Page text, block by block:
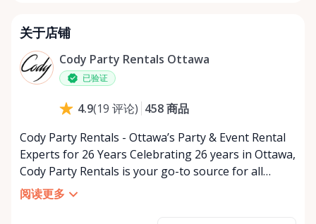
星期三
星期四
上午9:00 - 下午5:00
星期五
关于店铺
Cody Party Rentals Ottawa
已验证
4.9(19 评论) 458商品
Cody Party Rentals - Ottawa’s Party & Event Rental
Experts for 26 Years Celebrating 26 years in Ottawa,
Cody Party Rentals is your go-to source for all
things party and event rentals. We’re proud to be a
partner of Rent Anything, expanding our offerings
阅读更多